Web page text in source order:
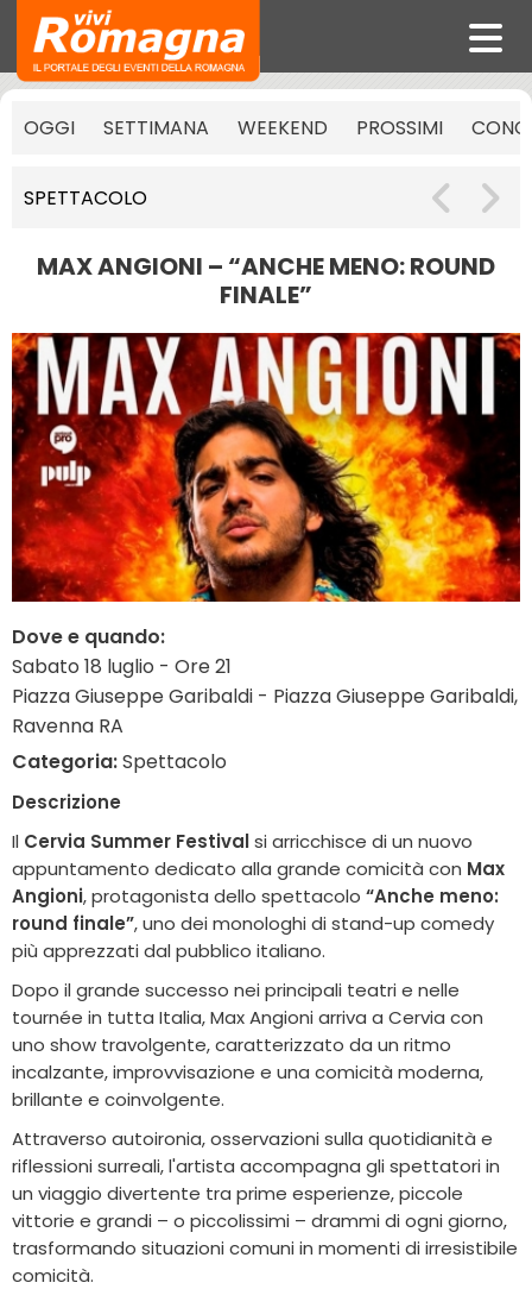
OGGI SETTIMANA WEEKEND PROSSIMI
SPETTACOLO
MAX ANGIONI – “ANCHE MENO: ROUND
FINALE”
Dove e quando:
Sabato 18 luglio - Ore 21
Piazza Giuseppe Garibaldi - Piazza Giuseppe Garibaldi,
Ravenna RA
Categoria:Spettacolo
Descrizione
Il Cervia Summer Festivalsi arricchisce di un nuovo
appuntamento dedicato alla grande comicità con Max
Angioni, protagonista dello spettacolo “Anche meno:
round finale”, uno dei monologhi di stand-up comedy
più apprezzati dal pubblico italiano.
Dopo il grande successo nei principali teatri e nelle
tournée in tutta Italia, Max Angioni arriva a Cervia con
uno show travolgente, caratterizzato da un ritmo
incalzante, improvvisazione e una comicità moderna,
brillante e coinvolgente.
Attraverso autoironia, osservazioni sulla quotidianità e
riflessioni surreali, l'artista accompagna gli spettatori in
un viaggio divertente tra prime esperienze, piccole
vittorie e grandi – o piccolissimi – drammi di ogni giorno,
trasformando situazioni comuni in momenti di irresistibile
comicità.